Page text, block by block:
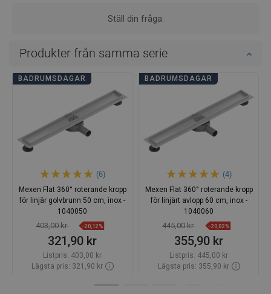
Ställ din fråga.
Produkter från samma serie
BADRUMSDAGAR
(6)
Mexen Flat 360° roterande kropp
för linjär golvbrunn 50 cm, inox -
1040050
403,00 kr −20,12%
321,90 kr
Listpris: 403,00 kr
Lägsta pris: 321,90 kr
BADRUMSDAGAR
(4)
Mexen Flat 360° roterande kropp
för linjärt avlopp 60 cm, inox -
1040060
445,00 kr −20,02%
355,90 kr
Listpris: 445,00 kr
Lägsta pris: 355,90 kr